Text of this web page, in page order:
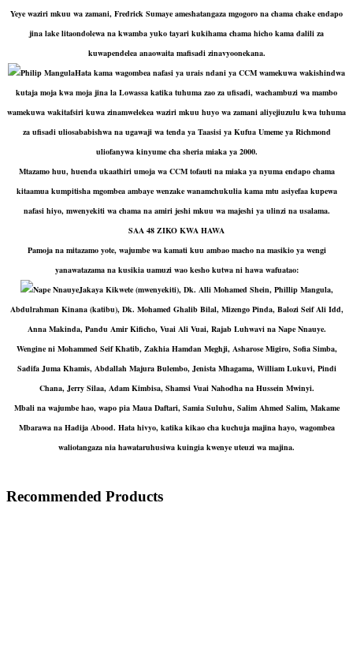
Yeye waziri mkuu wa zamani, Fredrick Sumaye ameshatangaza mgogoro na chama chake endapo
jina lake litaondolewa na kwamba yuko tayari kukihama chama hicho kama dalili za
kuwapendelea anaowaita mafisadi zinavyoonekana.
Philip MangulaHata kama wagombea nafasi ya urais ndani ya CCM wamekuwa wakishindwa
kutaja moja kwa moja jina la Lowassa katika tuhuma zao za ufisadi, wachambuzi wa mambo
wamekuwa wakitafsiri kuwa zinamwelekea waziri mkuu huyo wa zamani aliyejiuzulu kwa tuhuma
za ufisadi uliosababishwa na ugawaji wa tenda ya Taasisi ya Kufua Umeme ya Richmond
uliofanywa kinyume cha sheria miaka ya 2000.
Mtazamo huu, huenda ukaathiri umoja wa CCM tofauti na miaka ya nyuma endapo chama
kitaamua kumpitisha mgombea ambaye wenzake wanamchukulia kama mtu asiyefaa kupewa
nafasi hiyo, mwenyekiti wa chama na amiri jeshi mkuu wa majeshi ya ulinzi na usalama.
SAA 48 ZIKO KWA HAWA
Pamoja na mitazamo yote, wajumbe wa kamati kuu ambao macho na masikio ya wengi
yanawatazama na kusikia uamuzi wao kesho kutwa ni hawa wafuatao:
Nape NnauyeJakaya Kikwete (mwenyekiti), Dk. Alli Mohamed Shein, Phillip Mangula,
Abdulrahman Kinana (katibu), Dk. Mohamed Ghalib Bilal, Mizengo Pinda, Balozi Seif Ali Idd,
Anna Makinda, Pandu Amir Kificho, Vuai Ali Vuai, Rajab Luhwavi na Nape Nnauye.
Wengine ni Mohammed Seif Khatib, Zakhia Hamdan Meghji, Asharose Migiro, Sofia Simba,
Sadifa Juma Khamis, Abdallah Majura Bulembo, Jenista Mhagama, William Lukuvi, Pindi
Chana, Jerry Silaa, Adam Kimbisa, Shamsi Vuai Nahodha na Hussein Mwinyi.
Mbali na wajumbe hao, wapo pia Maua Daftari, Samia Suluhu, Salim Ahmed Salim, Makame
Mbarawa na Hadija Abood. Hata hivyo, katika kikao cha kuchuja majina hayo, wagombea
waliotangaza nia hawataruhusiwa kuingia kwenye uteuzi wa majina.
Recommended Products